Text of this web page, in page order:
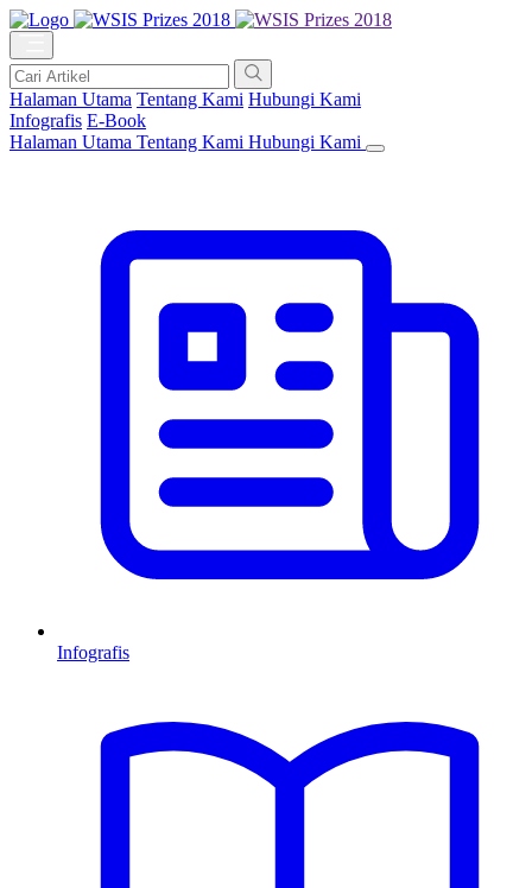
Halaman Utama Tentang Kami Hubungi Kami
Infografis E-Book
Halaman Utama Tentang Kami Hubungi Kami
Infografis